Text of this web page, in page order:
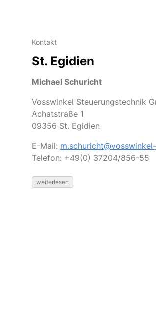
Kontakt
St. Egidien
Michael Schuricht
Vosswinkel Steuerungstechnik
Achatstraße 1
09356 St. Egidien
E-Mail:
Telefon: +49(0) 37204/856-55
weiterlesen